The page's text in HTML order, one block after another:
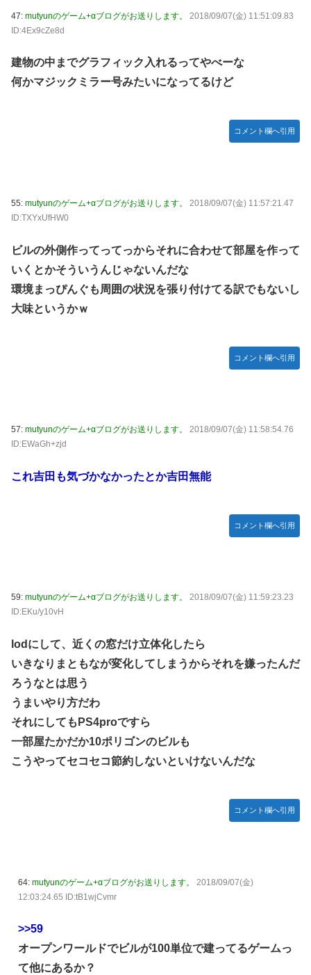
47: mutyunのゲーム+αブログがお送りします。
2018/09/07(金) 11:51:09.83
ID:4Ex9cZe8d
建物の中までグラフィック入れるってやべーな
何かマジックミラー号みたいになってるけど
コメント欄へ引用
55: mutyunのゲーム+αブログがお送りします。
2018/09/07(金) 11:57:21.47
ID:TXYxUfHW0
ビルの外側作ってってっからそれに合わせて部屋を作って
いくとかそういうんじゃないんだな
環境まっぴんぐも周囲の状況を張り付けてる訳でもないし
大味というかｗ
コメント欄へ引用
57: mutyunのゲーム+αブログがお送りします。
2018/09/07(金) 11:58:54.76
ID:EWaGh+zjd
これ吉田も気づかなかったとか吉田無能
コメント欄へ引用
59: mutyunのゲーム+αブログがお送りします。
2018/09/07(金) 11:59:23.23
ID:EKu/y10vH
lodにして、近くの窓だけ立体化したら
いきなりまともなが変化してしまうからそれを嫌ったんだ
ろうなとは思う
うまいやり方だわ
それにしてもPS4proですら
一部屋たかだか10ポリゴンのビルも
こうやってセコセコ節約しないといけないんだな
コメント欄へ引用
64: mutyunのゲーム+αブログがお送りします。
2018/09/07(金)
12:03:24.65 ID:tB1wjCvmr
>>59
オープンワールドでビルが100単位で建ってるゲームっ
て他にあるか？